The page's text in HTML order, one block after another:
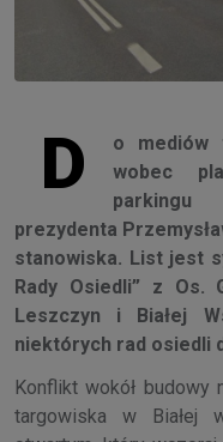
D
o mediów
wobec
parkingu
prezydenta
stanowiska. List jest
Rady Osiedli” z Os.
Leszczyn i Białej
niektórych rad osiedli
Konflikt wokół budowy
targowiska w Białej